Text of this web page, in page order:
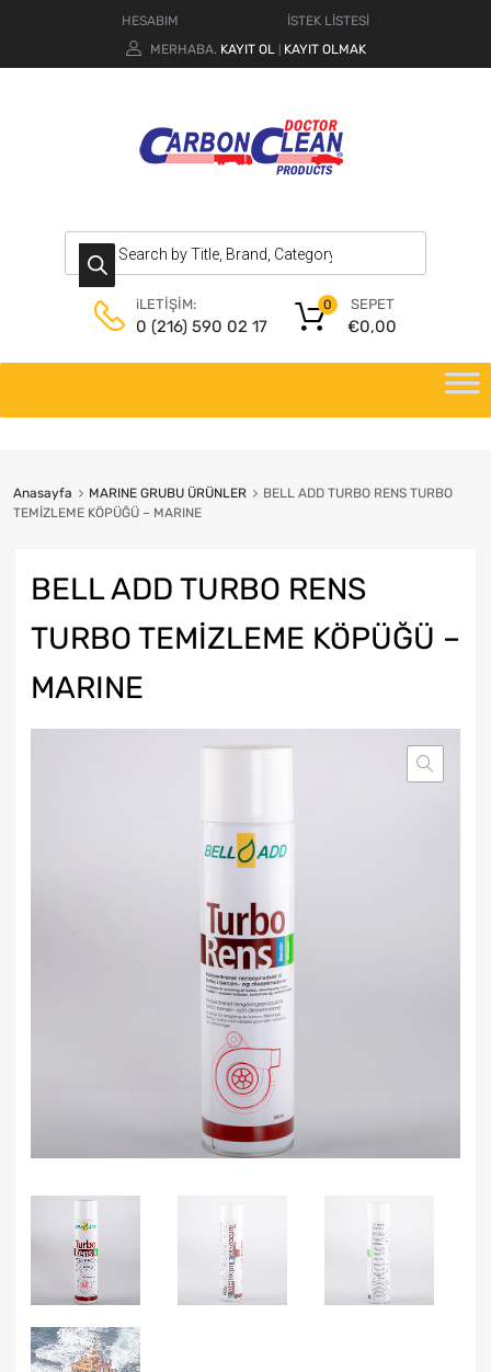
HESABIM
İSTEK LİSTESİ
MERHABA. KAYIT OL KAYIT OLMAK
iLETİŞİM:
0 (216) 590 02 17
SEPET
€0,00
0
Anasayfa MARINE GRUBU ÜRÜNLER
BELL ADD TURBO RENS TURBO
TEMİZLEME KÖPÜĞÜ – MARINE
BELL ADD TURBO RENS
TURBO TEMİZLEME KÖPÜĞÜ –
MARINE